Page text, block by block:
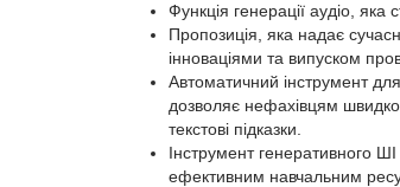
Функція генерації аудіо, яка
Пропозиція, яка надає
інноваціями та випуском
Автоматичний інструмент
дозволяє нефахівцям швидко
текстові підказки.
Інструмент генеративного
ефективним навчальним